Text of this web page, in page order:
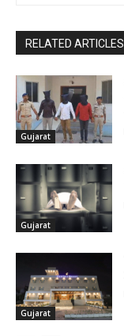
RELATED ARTICLES
Gujarat
Gujarat
Gujarat